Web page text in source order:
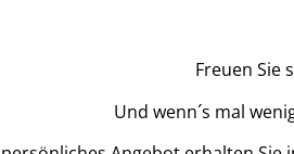
Freuen Sie
Und wenn´s mal